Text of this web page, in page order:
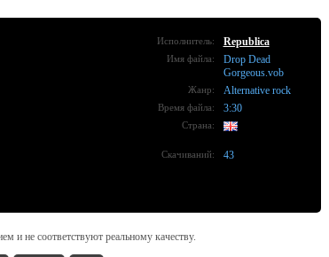
Исполнитель: Republica
Имя файла:
Drop Dead
Gorgeous.vob
Жанр: Alternative rock
Время файла: 3:30
Страна:
Скачиваний: 43
и не соответствуют реальному качеству.